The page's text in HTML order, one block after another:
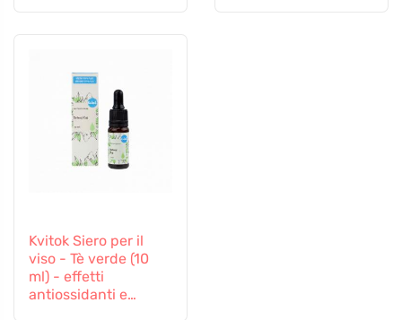
Kvitok Siero per il
viso - Tè verde (10
ml) - effetti
antiossidanti e